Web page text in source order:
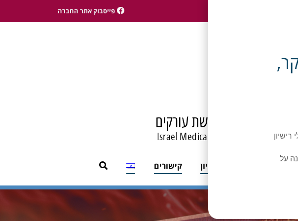
פייסבוק אתר החברה
וטיפול בטרשת עורקים
Israel Medical Association – Society
הצגות מקרים לדיון קישורים
על